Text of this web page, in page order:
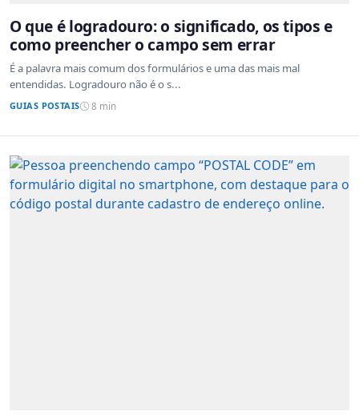
O que é logradouro: o significado, os tipos e
como preencher o campo sem errar
É a palavra mais comum dos formulários e uma das mais mal
entendidas. Logradouro não é o s...
GUIAS POSTAIS 8 min